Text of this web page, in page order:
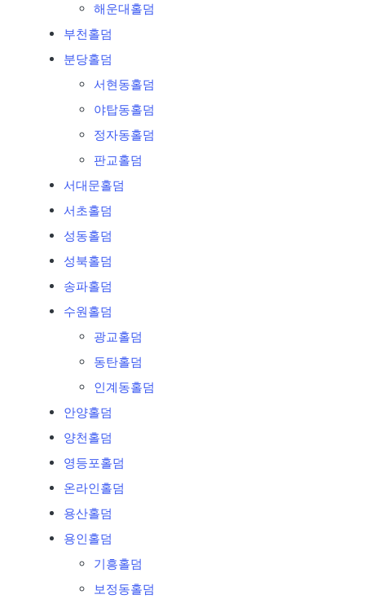
해운대홀덤
부천홀덤
분당홀덤
서현동홀덤
야탑동홀덤
정자동홀덤
판교홀덤
서대문홀덤
서초홀덤
성동홀덤
성북홀덤
송파홀덤
수원홀덤
광교홀덤
동탄홀덤
인계동홀덤
안양홀덤
양천홀덤
영등포홀덤
온라인홀덤
용산홀덤
용인홀덤
기흥홀덤
보정동홀덤